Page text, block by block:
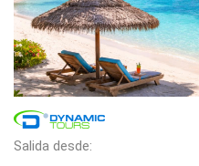
Salida desde: